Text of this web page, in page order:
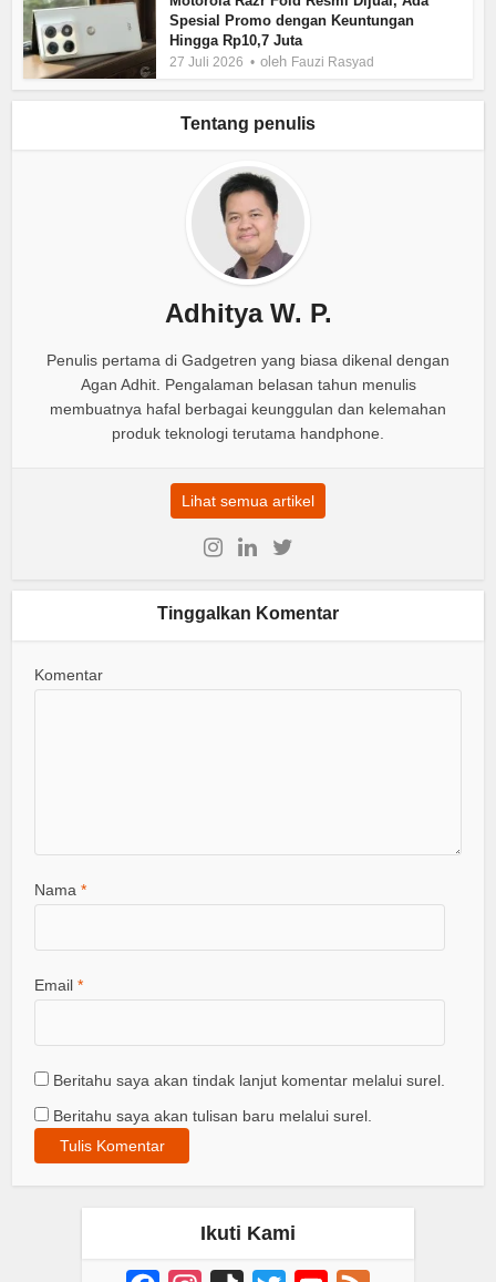
Spesial Promo dengan Keuntungan
Hingga Rp10,7 Juta
27 Juli 2026 oleh Fauzi Rasyad
Tentang penulis
Adhitya W. P.
Penulis pertama di Gadgetren yang biasa dikenal dengan
Agan Adhit. Pengalaman belasan tahun menulis
membuatnya hafal berbagai keunggulan dan kelemahan
produk teknologi terutama handphone.
Lihat semua artikel
Tinggalkan Komentar
Komentar
Nama*
Email*
Beritahu saya akan tindak lanjut komentar melalui surel.
Beritahu saya akan tulisan baru melalui surel.
Ikuti Kami